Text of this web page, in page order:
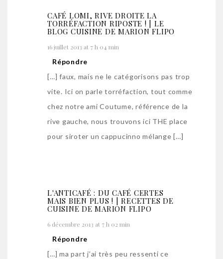
CAFÉ LOMI, RIVE DROITE LA
TORRÉFACTION RIPOSTE ! | LE
BLOG CUISINE DE MARION FLIPO
16 juillet 2013 at 7 h 04 min
Répondre
[…] faux, mais ne le catégorisons pas trop
vite. Ici on parle torréfaction, tout comme
chez notre ami Coutume, référence de la
rive gauche, nous trouvons ici THE place
pour siroter un cappucinno mélange […]
L'ANTICAFÉ : DU CAFÉ CERTES
MAIS BIEN PLUS ! | RECETTES DE
CUISINE DE MARION FLIPO
6 décembre 2013 at 7 h 02 min
Répondre
[…] ma part j’ai très peu ressenti ce